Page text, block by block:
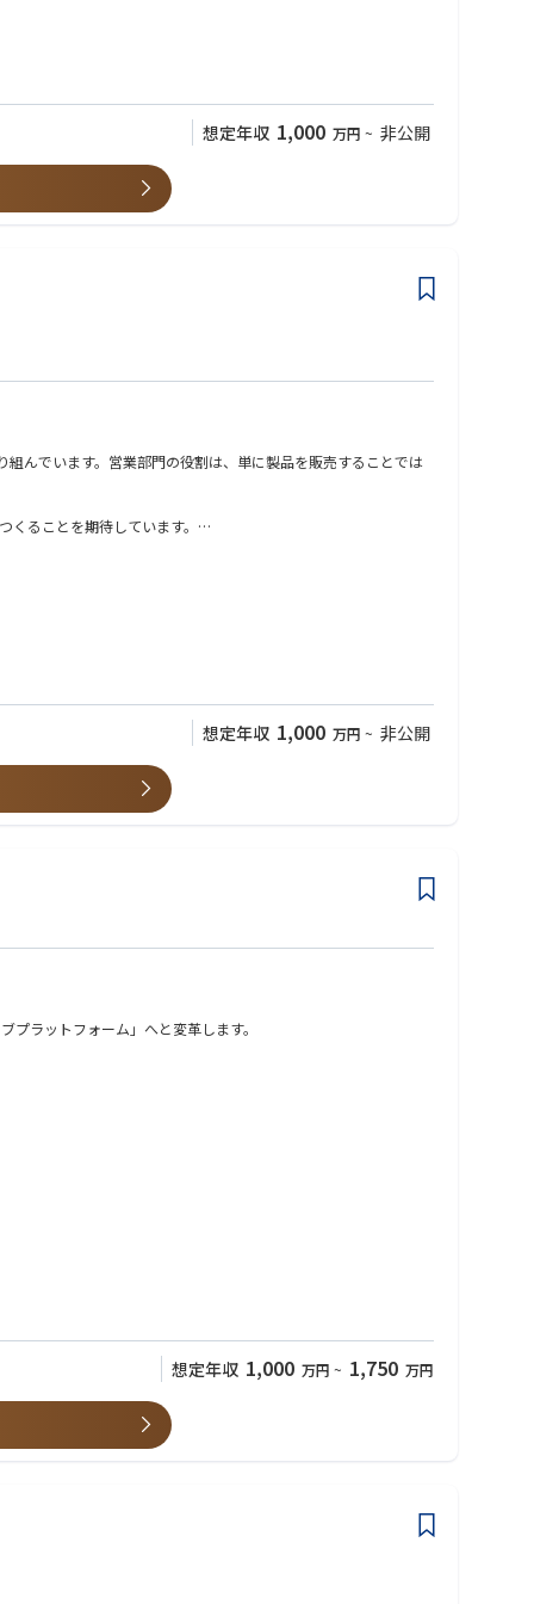
開発への関与もお願いする可能性がございます。
倒的な手触り感を得ることができます。
事業領域を拡張していく面白さがあります。
ただきます。
想定年収 1,000 万円 ~ 非公開
んでいます。営業部門の役割は、単に製品を販売することでは
ることを期待しています。
想定年収 1,000 万円 ~ 非公開
ラットフォーム」へと変革します。
想定年収 1,000 万円 ~ 1,750 万円